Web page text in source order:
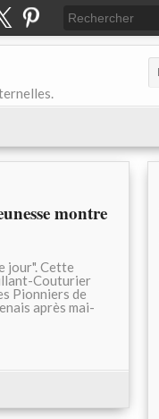
montre
jour". Cette
Couturier
Pionniers de
après mai-